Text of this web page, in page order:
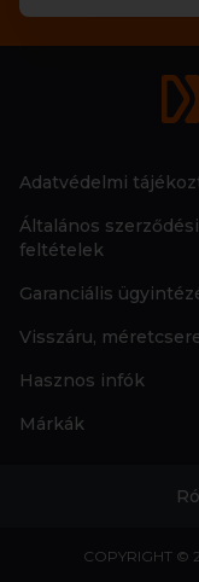
Adatvédelmi
Általános szerződési
feltételek
Garanciális
Visszáru,
Hasznos infók
Márkák
COPYRIGHT ©